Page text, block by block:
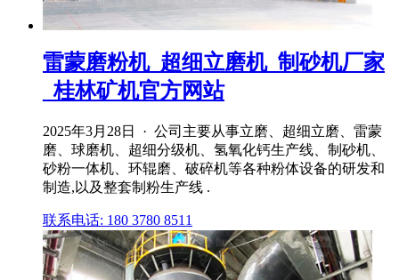
雷蒙磨粉机_超细立磨机_制砂机厂家
_桂林矿机官方网站
2025年3月28日 · 公司主要从事立磨、超细立磨、雷蒙
磨、球磨机、超细分级机、氢氧化钙生产线、制砂机、
砂粉一体机、环辊磨、破碎机等各种粉体设备的研发和
制造,以及整套制粉生产线 .
联系电话: 180 3780 8511